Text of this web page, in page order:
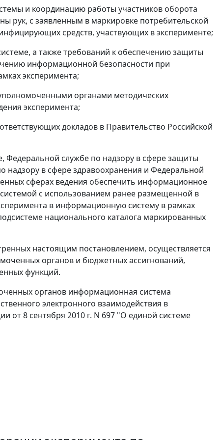
и координацию работы участников оборота
рук, с заявленным в маркировке потребительской
средств, участвующих в эксперименте;
а также требований к обеспечению защиты
информационной безопасности при
эксперимента;
органами методических
эксперимента;
докладов в Правительство Российской
службе по надзору в сфере защиты
надзору в сфере здравоохранения и Федеральной
сферах ведения обеспечить информационное
с использованием ранее размещенной в
в информационную систему в рамках
национального каталога маркированных
настоящим постановлением, осуществляется
органов и бюджетных ассигнований,
функций.
органов информационная система
электронного взаимодействия в
от 8 сентября 2010 г. N 697 "О единой системе